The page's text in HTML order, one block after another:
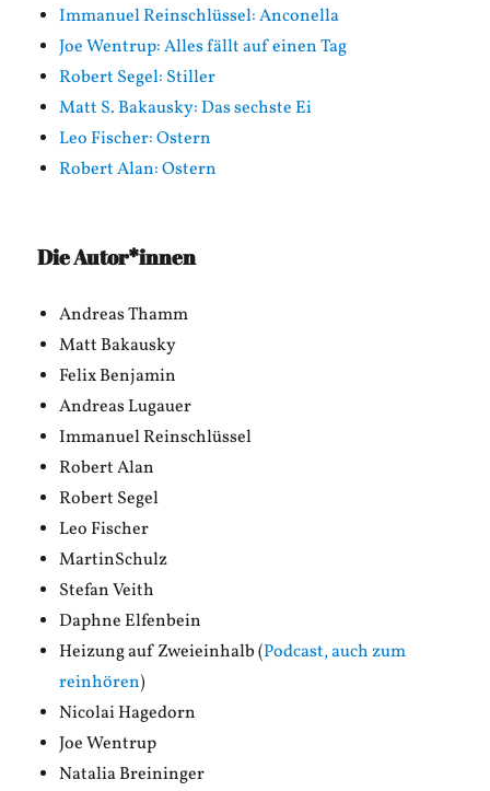
Immanuel Reinschlüssel: Anconella
Joe Wentrup: Alles fällt auf einen Tag
Robert Segel: Stiller
Matt S. Bakausky: Das sechste Ei
Leo Fischer: Ostern
Robert Alan: Ostern
Die Autor*innen
Andreas Thamm
Matt Bakausky
Felix Benjamin
Andreas Lugauer
Immanuel Reinschlüssel
Robert Alan
Robert Segel
Leo Fischer
MartinSchulz
Stefan Veith
Daphne Elfenbein
Heizung auf Zweieinhalb (Podcast, auch zum
reinhören)
Nicolai Hagedorn
Joe Wentrup
Natalia Breininger